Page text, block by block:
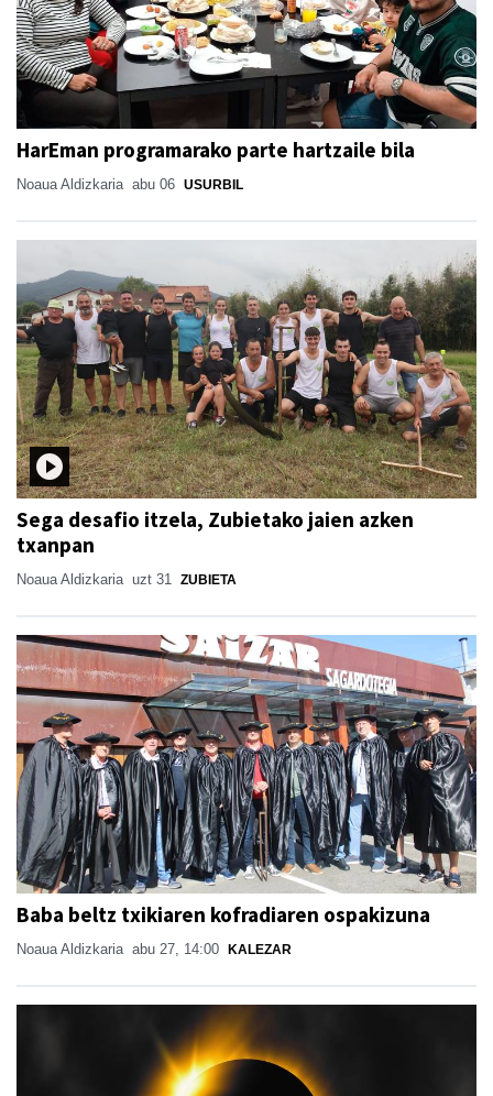
HarEman programarako parte hartzaile bila
Noaua Aldizkaria abu 06 USURBIL
Sega desafio itzela, Zubietako jaien azken
txanpan
Noaua Aldizkaria uzt 31 ZUBIETA
Baba beltz txikiaren kofradiaren ospakizuna
Noaua Aldizkaria abu 27, 14:00 KALEZAR